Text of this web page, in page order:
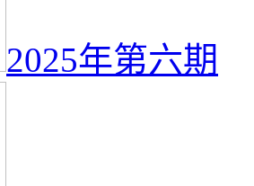
2025年第六期